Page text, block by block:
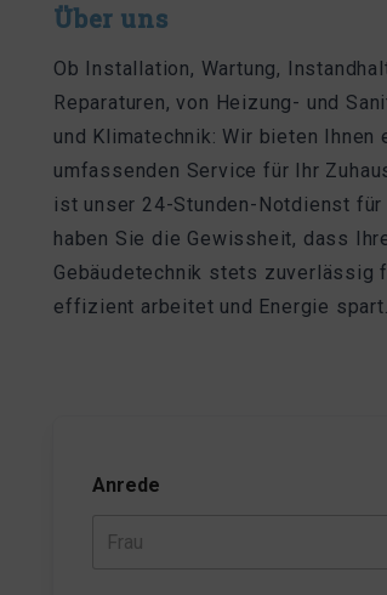
Über uns
Ob Installation, Wartung,
Reparaturen, von Heizung- und
und Klimatechnik: Wir bieten Ihnen
umfassenden Service für Ihr
ist unser 24-Stunden-Notdienst für
haben Sie die Gewissheit, dass
Gebäudetechnik stets zuverlässig
effizient arbeitet und Energie spart.
Anrede
Frau